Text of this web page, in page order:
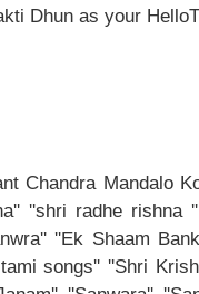
Dhun as your
Chandra Mandalo
''shri radhe rishna
''Ek Shaam
songs'' ''Shri